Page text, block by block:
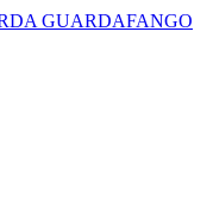
GUARDAFANGO